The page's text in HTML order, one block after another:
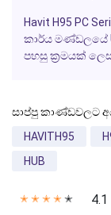
Havit H95 PC
කාර්ය මණ්ඩලයේ
පහසු ක්‍රමයක්
සාප්පු කාණ්ඩවලට
HAVITH95
HUB
✭ ✭ ✭ ✭ ✭